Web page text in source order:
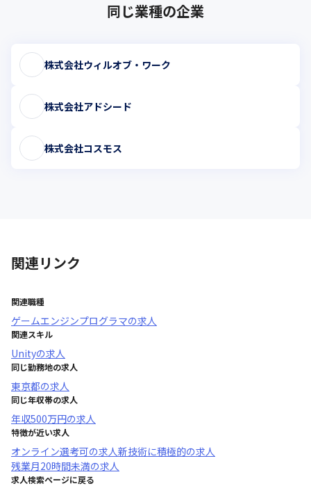
同じ業種の企業
株式会社ウィルオブ・ワーク
株式会社アドシード
株式会社コスモス
関連リンク
関連職種
ゲームエンジンプログラマの求人
関連スキル
Unityの求人
同じ勤務地の求人
東京都の求人
同じ年収帯の求人
年収500万円の求人
特徴が近い求人
オンライン選考可の求人新技術に積極的の求人
残業月20時間未満の求人
求人検索ページに戻る